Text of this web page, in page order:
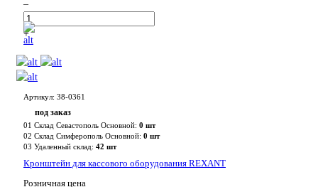
–
+
Артикул: 38-0361
под заказ
01 Склад Севастополь Основной: 0 шт
02 Склад Симферополь Основной: 0 шт
03 Удаленный склад: 42 шт
Кронштейн для кассового оборудования REXANT
Розничная цена